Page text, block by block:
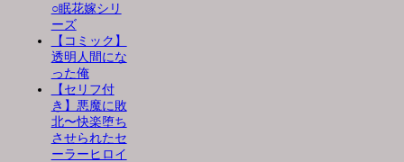
○眠花嫁シリ
ーズ
【コミック】
透明人間にな
った俺
【セリフ付
き】悪魔に敗
北〜快楽堕ち
させられたセ
ーラーヒロイ